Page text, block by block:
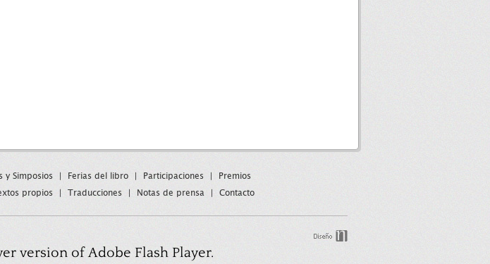
y Simposios Ferias del libro Participaciones
Premios
propios Traducciones Notas de prensa Contacto
version of Adobe Flash Player.